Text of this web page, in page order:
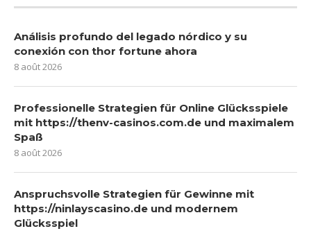
Análisis profundo del legado nórdico y su
conexión con thor fortune ahora
8 août 2026
Professionelle Strategien für Online Glücksspiele
mit https://thenv-casinos.com.de und maximalem
Spaß
8 août 2026
Anspruchsvolle Strategien für Gewinne mit
https://ninlayscasino.de und modernem
Glücksspiel